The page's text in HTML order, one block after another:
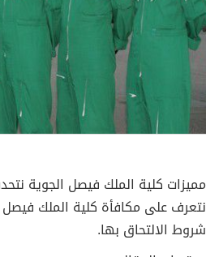
مميزات كلية الملك فيصل الجوية
شروط الالتحاق بها.